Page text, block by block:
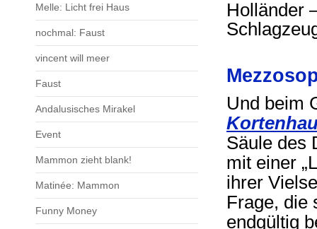
Melle: Licht frei Haus
nochmal: Faust
vincent will meer
Faust
Andalusisches Mirakel
Event
Mammon zieht blank!
Matinée: Mammon
Funny Money
Holländer
Und beim
Säule des
mit einer
ihrer
Frage, die
endgültig